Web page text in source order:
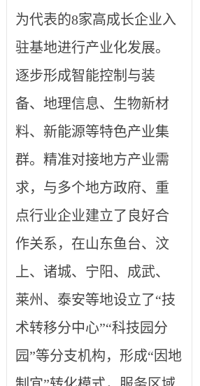
为代表的8家高成长企业入
驻基地进行产业化发展。
逐步形成智能控制与装
备、地理信息、生物新材
料、新能源等特色产业集
群。精准对接地方产业需
求，与多个地方政府、重
点行业企业建立了良好合
作关系，在山东鱼台、汶
上、诸城、宁阳、成武、
莱州、泰安等地设立了“技
术转移分中心”“科技园分
园”等分支机构，形成“因地